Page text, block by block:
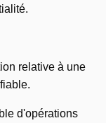
relative à une
d'opérations